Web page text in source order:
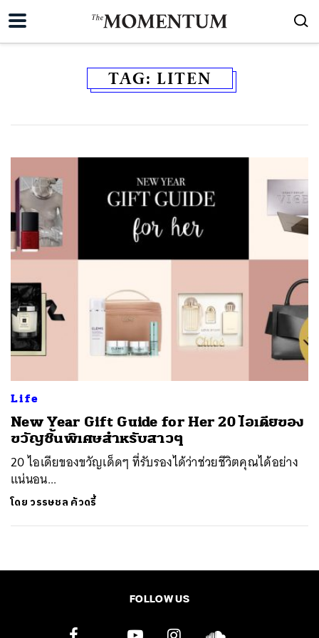
TAG: LITEN
Life
New Year Gift Guide for Her 20 ไอเดียของ
ขวัญชิ้นพิเศษสำหรับสาวๆ
20 ไอเดียของขวัญเด็ดๆ ที่รับรองได้ว่าช่วยชีวิตคุณได้อย่าง
แน่นอน...
โดยวรรษชล คัวดรี้
FOLLOW US
ค้นหา
SHARE TWEET